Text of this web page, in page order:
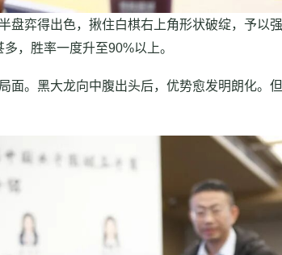
弈得出色，揪住白棋右上角形状破绽，予以
，胜率一度升至90%以上。
。黑大龙向中腹出头后，优势愈发明朗化。